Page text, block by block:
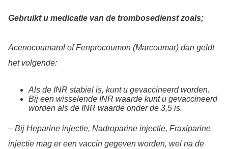
Gebruikt u medicatie van de trombosedienst zoals;
Acenocoumarol of Fenprocoumon (Marcoumar) dan geldt
het volgende:
Als de INR stabiel is, kunt u gevaccineerd worden.
Bij een wisselende INR waarde kunt u gevaccineerd
worden als de INR waarde onder de 3,5 is.
– Bij Heparine injectie, Nadroparine injectie, Fraxiparine
injectie mag er een vaccin gegeven worden, wel na de